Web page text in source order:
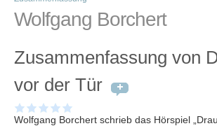
1. Weltkrieg Zusammenfassung
Weimarer Republik
Die Räuber
Woyzeck
Wolfgang Borchert
Zusammenfassung von
vor der Tür
Wolfgang Borchert schrieb das Hörspiel